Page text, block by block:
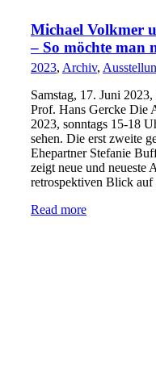
Michael Volkmer
– So möchte man
2023, Archiv,
Samstag, 17. Juni
Prof. Hans Gercke Die
2023, sonntags 15-18
sehen. Die erst zweite
Ehepartner Stefanie
zeigt neue und neueste
retrospektiven Blick
Read more